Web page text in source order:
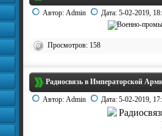
Автор: Admin Дата: 5-02-2019,
Просмотров: 158
Радиосвязь в Императорской
Автор: Admin Дата: 5-02-2019,